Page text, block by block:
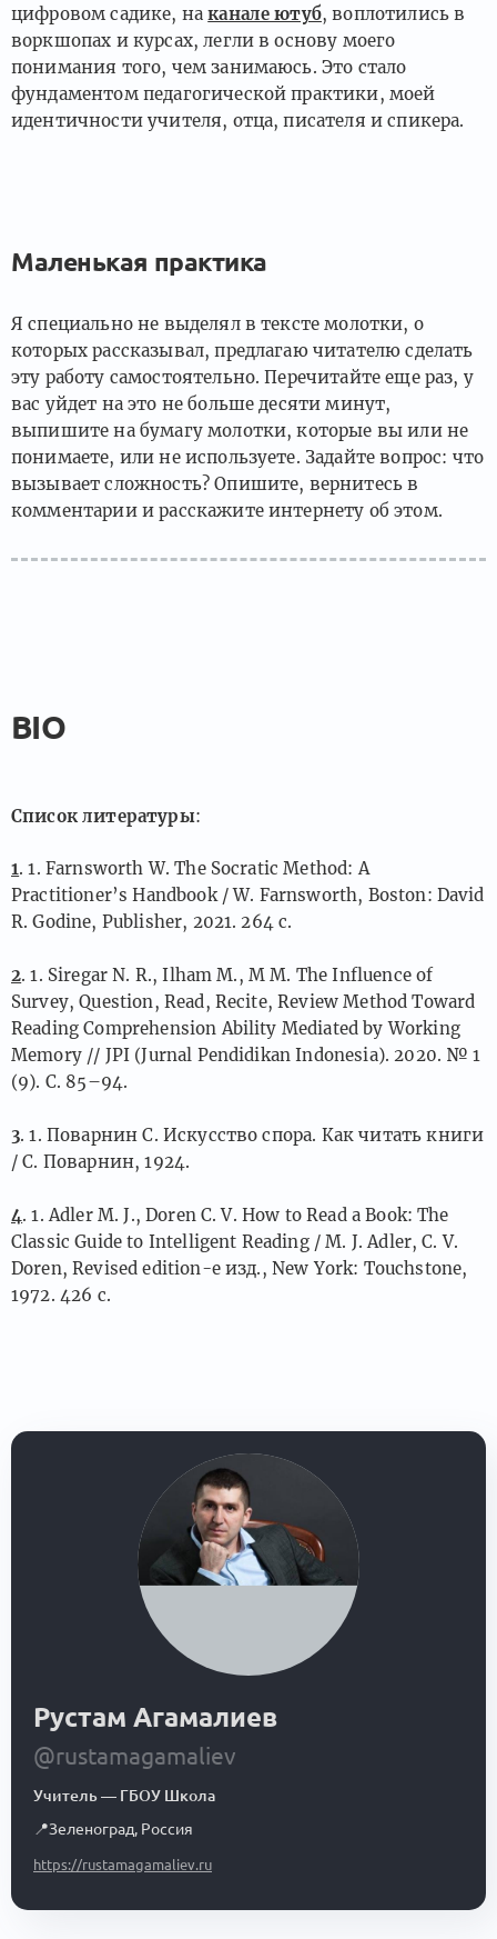
цифровом садике, наканале ютуб, воплотились в
воркшопах и курсах, легли в основу моего
понимания того, чем занимаюсь. Это стало
фундаментом педагогической практики, моей
идентичности учителя, отца, писателя и спикера.
Маленькая практика
Я специально не выделял в тексте молотки, о
которых рассказывал, предлагаю читателю сделать
эту работу самостоятельно. Перечитайте еще раз, у
вас уйдет на это не больше десяти минут,
выпишите на бумагу молотки, которые вы или не
понимаете, или не используете. Задайте вопрос: что
вызывает сложность? Опишите, вернитесь в
комментарии и расскажите интернету об этом.
BIO
Список литературы:
1. 1. Farnsworth W. The Socratic Method: A
Practitioner’s Handbook / W. Farnsworth, Boston: David
R. Godine, Publisher, 2021. 264 c.
2. 1. Siregar N. R., Ilham M., M M. The Influence of
Survey, Question, Read, Recite, Review Method Toward
Reading Comprehension Ability Mediated by Working
Memory // JPI (Jurnal Pendidikan Indonesia). 2020. № 1
(9). C. 85–94.
3. 1. Поварнин С. Искусство спора. Как читать книги
/ С. Поварнин, 1924.
4. 1. Adler M. J., Doren C. V. How to Read a Book: The
Classic Guide to Intelligent Reading / M. J. Adler, C. V.
Doren, Revised edition-е изд., New York: Touchstone,
1972. 426 c.
Рустам Агамалиев
@rustamagamaliev
Учитель— ГБОУ Школа
📍Зеленоград, Россия
https://rustamagamaliev.ru